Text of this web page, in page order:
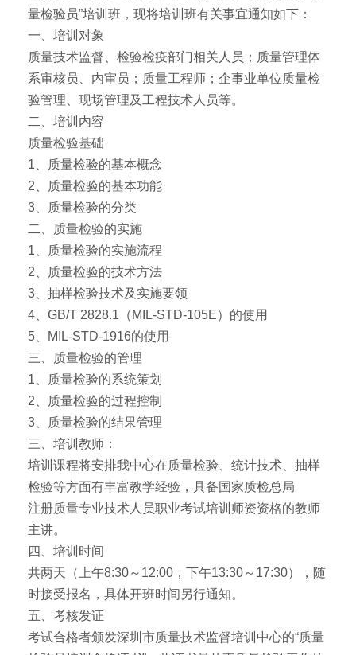
量检验员”培训班，现将培训班有关事宜通知如下：
一、培训对象
质量技术监督、检验检疫部门相关人员；质量管理体
系审核员、内审员；质量工程师；企事业单位质量检
验管理、现场管理及工程技术人员等。
二、培训内容
质量检验基础
1、质量检验的基本概念
2、质量检验的基本功能
3、质量检验的分类
二、质量检验的实施
1、质量检验的实施流程
2、质量检验的技术方法
3、抽样检验技术及实施要领
4、GB/T 2828.1（MIL-STD-105E）的使用
5、MIL-STD-1916的使用
三、质量检验的管理
1、质量检验的系统策划
2、质量检验的过程控制
3、质量检验的结果管理
三、培训教师：
培训课程将安排我中心在质量检验、统计技术、抽样
检验等方面有丰富教学经验，具备国家质检总局
注册质量专业技术人员职业考试培训师资资格的教师
主讲。
四、培训时间
共两天（上午8:30～12:00，下午13:30～17:30），随
时接受报名，具体开班时间另行通知。
五、考核发证
考试合格者颁发深圳市质量技术监督培训中心的“质量